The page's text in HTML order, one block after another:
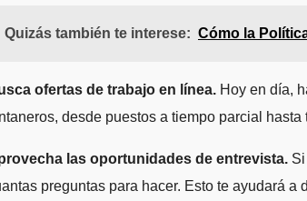
Quizás también te interese: Cómo la
ofertas de trabajo en línea. Hoy en día,
desde puestos a tiempo parcial
las oportunidades de entrevista.
preguntas para hacer. Esto te ayudará